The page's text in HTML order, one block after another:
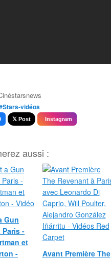
vidéos
𝕏 Post Instagram
aussi :
Gun
Paris -
et
-
Avant Première The